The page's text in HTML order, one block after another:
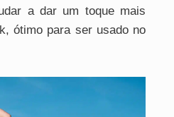
a dar um toque mais
ótimo para ser usado no